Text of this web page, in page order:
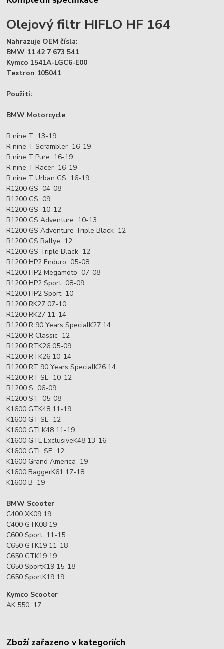
Olejový filtr HIFLO HF 164
Nahrazuje OEM čísla:
BMW 11 42 7 673 541
Kymco 1541A-LGC6-E00
Textron 105041
Použití:
BMW Motorcycle
R nine T 13-19
R nine T Scrambler 16-19
R nine T Pure 16-19
R nine T Racer 16-19
R nine T Urban GS 16-19
R1200 GS 04-08
R1200 GS 09
R1200 GS 10-12
R1200 GS Adventure 10-13
R1200 GS Adventure Triple Black 12
R1200 GS Rallye 12
R1200 GS Triple Black 12
R1200 HP2 Enduro 05-08
R1200 HP2 Megamoto 07-08
R1200 HP2 Sport 08-09
R1200 HP2 Sport 10
R1200 RK27 07-10
R1200 RK27 11-14
R1200 R 90 Years SpecialK27 14
R1200 R Classic 12
R1200 RTK26 05-09
R1200 RTK26 10-14
R1200 RT 90 Years SpecialK26 14
R1200 RT SE 10-12
R1200 S 06-09
R1200 ST 05-08
K1600 GTK48 11-19
K1600 GT SE 12
K1600 GTLK48 11-19
K1600 GTL ExclusiveK48 13-16
K1600 GTL SE 12
K1600 Grand America 19
K1600 BaggerK61 17-18
K1600 B 19
BMW Scooter
C400 XK09 19
C400 GTK08 19
C600 Sport 11-15
C650 GTK19 11-18
C650 GTK19 19
C650 SportK19 15-18
C650 SportK19 19
Kymco Scooter
AK 550 17
Zboží zařazeno v kategoriích